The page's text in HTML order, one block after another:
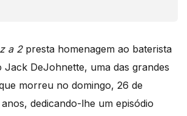
a 2presta homenagem ao baterista
Jack DeJohnette, uma das grandes
morreu no domingo, 26 de
dedicando-lhe um episódio